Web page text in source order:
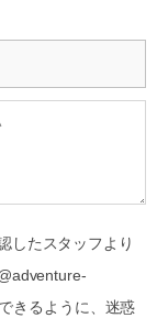
したスタッフより
きるように、迷惑